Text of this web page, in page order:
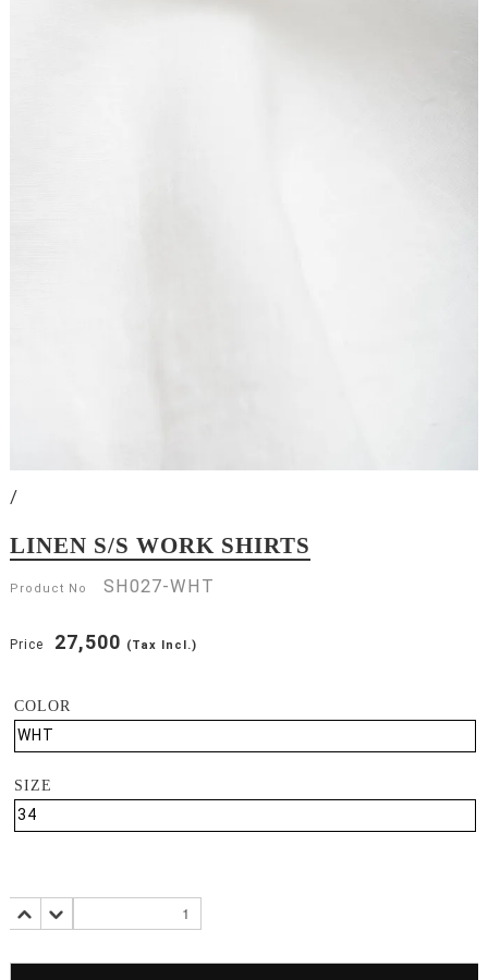
/
LINEN S/S WORK SHIRTS
Product No SH027-WHT
Price 27,500 (Tax Incl.)
COLOR
SIZE